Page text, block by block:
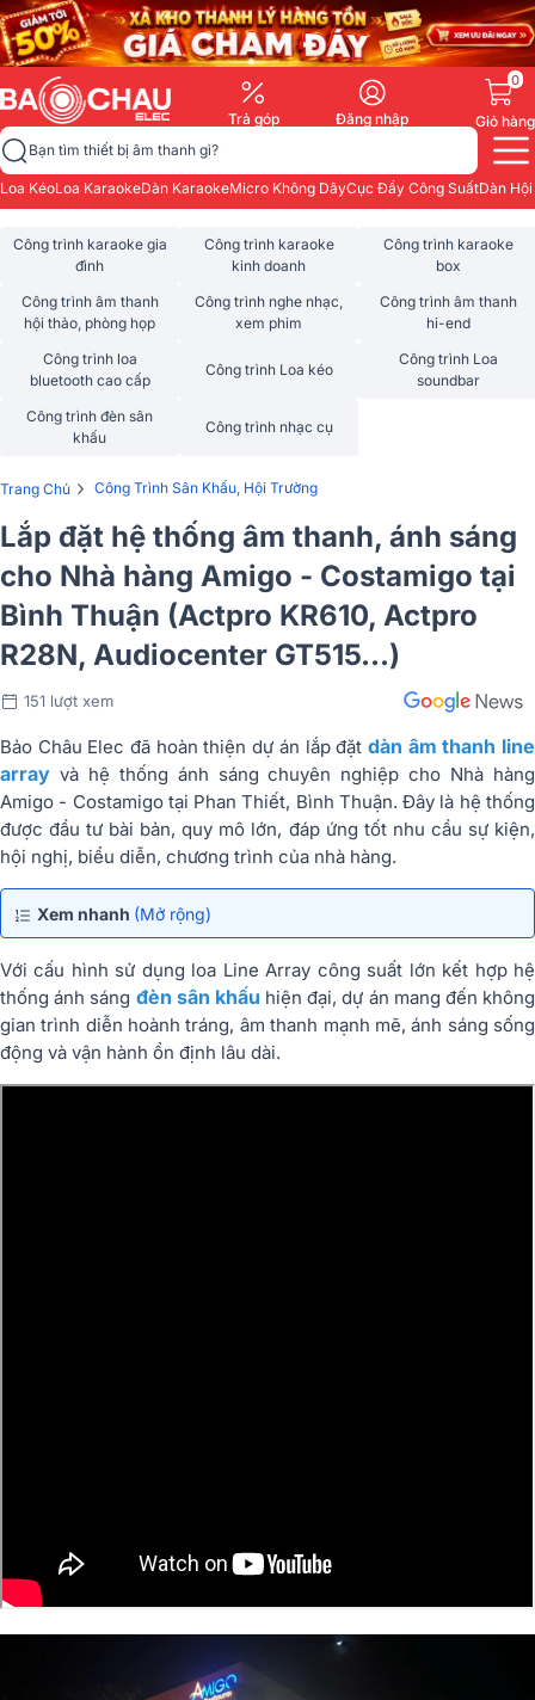
Trả góp Đăng nhập
0
Giỏ hàng
Bạn tìm thiết bị âm thanh gì?
Loa KéoLoa KaraokeDàn KaraokeMicro Không DâyCục Đẩy Công SuấtDàn
Công trình karaoke gia
đình
Công trình karaoke
kinh doanh
Công trình karaoke
box
Công trình âm thanh
hội thảo, phòng họp
Công trình nghe nhạc,
xem phim
Công trình âm thanh
hi-end
Công trình loa
bluetooth cao cấp
Công trình Loa kéo
Công trình Loa
soundbar
Công trình đèn sân
khấu
Công trình nhạc cụ
Trang Chủ › Công Trình Sân Khấu, Hội Trường
Lắp đặt hệ thống âm thanh, ánh sáng
cho Nhà hàng Amigo - Costamigo tại
Bình Thuận (Actpro KR610, Actpro
R28N, Audiocenter GT515...)
151 lượt xem
Bảo Châu Elec đã hoàn thiện dự án lắp đặt dàn âm thanh line
array và hệ thống ánh sáng chuyên nghiệp cho Nhà hàng
Amigo - Costamigo tại Phan Thiết, Bình Thuận. Đây là hệ thống
được đầu tư bài bản, quy mô lớn, đáp ứng tốt nhu cầu sự kiện,
hội nghị, biểu diễn, chương trình của nhà hàng.
Xem nhanh (Mở rộng)
Với cấu hình sử dụng loa Line Array công suất lớn kết hợp hệ
thống ánh sáng đèn sân khấu hiện đại, dự án mang đến không
gian trình diễn hoành tráng, âm thanh mạnh mẽ, ánh sáng sống
động và vận hành ổn định lâu dài.